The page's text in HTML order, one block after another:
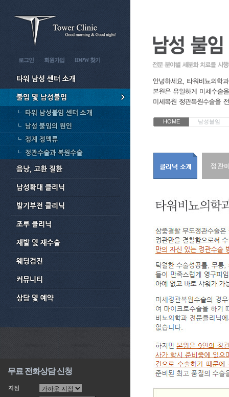
로그인 회원가입 ID/PW 찾기
무료 전화상담 신청
지점
HOME 남성불임